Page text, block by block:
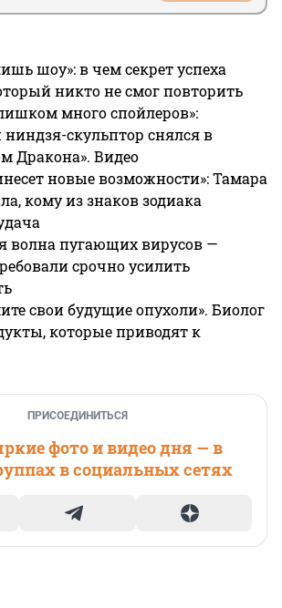
шоу»: в чем секрет успеха
никто не смог повторить
много спойлеров»:
ниндзя-скульптор снялся в
Дракона». Видео
новые возможности»: Тамара
кому из знаков зодиака
волна пугающих вирусов —
срочно усилить
свои будущие опухоли». Биолог
которые приводят к
ПРИСОЕДИНИТЬСЯ
фото и видео дня — в
в социальных сетях